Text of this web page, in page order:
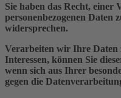
Sie haben das Recht,
personenbezogenen
widersprechen.
Verarbeiten wir Ihre
Interessen, können Sie
wenn sich aus Ihrer
gegen die